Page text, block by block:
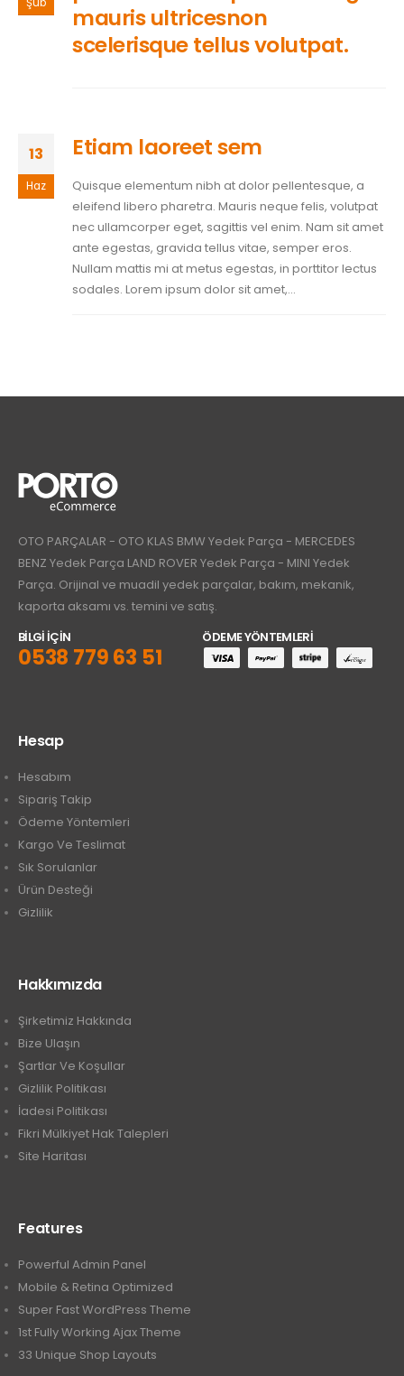
mauris ultricesnon
scelerisque tellus volutpat.
13
Haz
Etiam laoreet sem
Quisque elementum nibh at dolor pellentesque, a
eleifend libero pharetra. Mauris neque felis, volutpat
nec ullamcorper eget, sagittis vel enim. Nam sit amet
ante egestas, gravida tellus vitae, semper eros.
Nullam mattis mi at metus egestas, in porttitor lectus
sodales. Lorem ipsum dolor sit amet,...
OTO PARÇALAR - OTO KLAS BMW Yedek Parça - MERCEDES
BENZ Yedek Parça LAND ROVER Yedek Parça - MINI Yedek
Parça. Orijinal ve muadil yedek parçalar, bakım, mekanik,
kaporta aksamı vs. temini ve satış.
BİLGİ İÇİN
0538 779 63 51
ÖDEME YÖNTEMLERİ
Hesap
Hesabım
Sipariş Takip
Ödeme Yöntemleri
Kargo Ve Teslimat
Sık Sorulanlar
Ürün Desteği
Gizlilik
Hakkımızda
Şirketimiz Hakkında
Bize Ulaşın
Şartlar Ve Koşullar
Gizlilik Politikası
İadesi Politikası
Fikri Mülkiyet Hak Talepleri
Site Haritası
Features
Powerful Admin Panel
Mobile & Retina Optimized
Super Fast WordPress Theme
1st Fully Working Ajax Theme
33 Unique Shop Layouts